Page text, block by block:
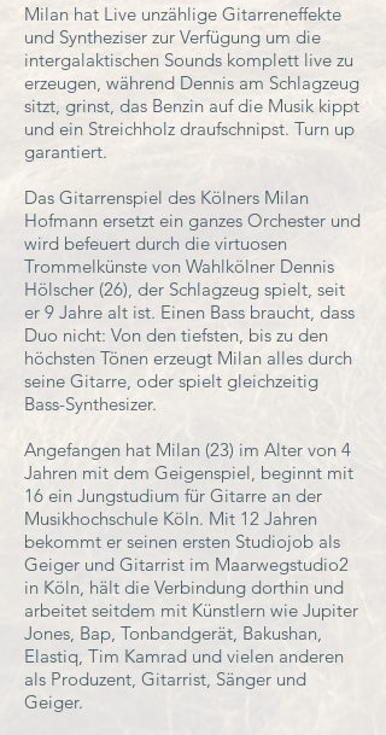
Milan hat Live unzählige Gitarreneffekte
und Syntheziser zur Verfügung um die
intergalaktischen Sounds komplett live zu
erzeugen, während Dennis am Schlagzeug
sitzt, grinst, das Benzin auf die Musik kippt
und ein Streichholz draufschnipst. Turn up
garantiert.
Das Gitarrenspiel des Kölners Milan
Hofmann ersetzt ein ganzes Orchester und
wird befeuert durch die virtuosen
Trommelkünste von Wahlkölner Dennis
Hölscher (26), der Schlagzeug spielt, seit
er 9 Jahre alt ist. Einen Bass braucht, dass
Duo nicht: Von den tiefsten, bis zu den
höchsten Tönen erzeugt Milan alles durch
seine Gitarre, oder spielt gleichzeitig
Bass-Synthesizer.
Angefangen hat Milan (23) im Alter von 4
Jahren mit dem Geigenspiel, beginnt mit
16 ein Jungstudium für Gitarre an der
Musikhochschule Köln. Mit 12 Jahren
bekommt er seinen ersten Studiojob als
Geiger und Gitarrist im Maarwegstudio2
in Köln, hält die Verbindung dorthin und
arbeitet seitdem mit Künstlern wie Jupiter
Jones, Bap, Tonbandgerät, Bakushan,
Elastiq, Tim Kamrad und vielen anderen
als Produzent, Gitarrist, Sänger und
Geiger.